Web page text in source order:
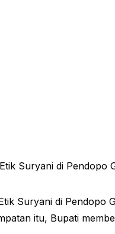
Suryani di Pendopo
Suryani di Pendopo
itu, Bupati